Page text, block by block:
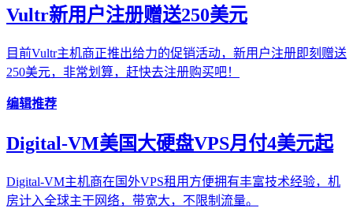
Vultr新用户注册赠送250美元
目前Vultr主机商正推出给力的促销活动，新用户注册即刻赠送
250美元，非常划算，赶快去注册购买吧！
编辑推荐
Digital-VM美国大硬盘VPS月付4美元起
Digital-VM主机商在国外VPS租用方便拥有丰富技术经验，机
房计入全球主干网络，带宽大，不限制流量。